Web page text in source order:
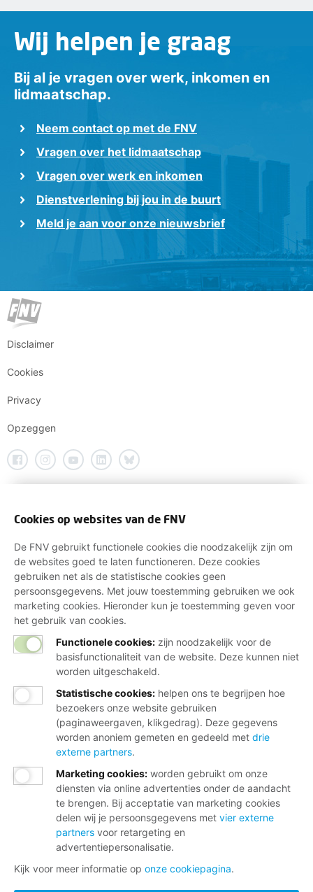
Wij helpen je graag
Bij al je vragen over werk, inkomen en
lidmaatschap.
Neem contact op met de FNV
Vragen over het lidmaatschap
Vragen over werk en inkomen
Dienstverlening bij jou in de buurt
Meld je aan voor onze nieuwsbrief
Disclaimer
Cookies
Privacy
Opzeggen
Cookies op websites van de FNV
De FNV gebruikt functionele cookies die noodzakelijk zijn om
de websites goed te laten functioneren. Deze cookies
gebruiken net als de statistische cookies geen
persoonsgegevens. Met jouw toestemming gebruiken we ook
marketing cookies. Hieronder kun je toestemming geven voor
het gebruik van cookies.
Functionele cookies: zijn noodzakelijk voor de
basisfunctionaliteit van de website. Deze kunnen niet
worden uitgeschakeld.
Statistische cookies: helpen ons te begrijpen hoe
bezoekers onze website gebruiken
(paginaweergaven, klikgedrag). Deze gegevens
worden anoniem gemeten en gedeeld met drie
externe partners.
Marketing cookies: worden gebruikt om onze
diensten via online advertenties onder de aandacht
te brengen. Bij acceptatie van marketing cookies
delen wij je persoonsgegevens met vier externe
partners voor retargeting en
advertentiepersonalisatie.
Kijk voor meer informatie op onze cookiepagina.